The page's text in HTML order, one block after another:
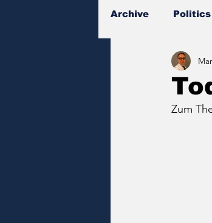
Archive Politics
Documents
Zum